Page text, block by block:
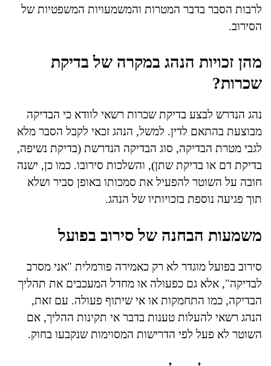
לרבות הסבר בדבר המטרות והמשמעויות המשפטיות של
הסירוב.
מהן זכויות הנהג במקרה של בדיקת
שכרות?
נהג הנדרש לבצע בדיקת שכרות רשאי לוודא כי הבדיקה
מבוצעת בהתאם לדין. למשל, הנהג זכאי לקבל הסבר מלא
לגבי מטרת הבדיקה, סוג הבדיקה הנדרשת (בדיקת נשיפה,
בדיקת דם או בדיקת שתן), והשלכות סירובו. כמו כן, ישנה
חובה על השוטר להפעיל את סמכותו באופן סביר ושלא
תוך פגיעה נוספת בזכויותיו של הנהג.
משמעות הבחנה של סירוב בפועל
סירוב בפועל מוגדר לא רק כאמירה פורמלית "אני מסרב
לבדיקה", אלא גם כפעולה או מחדל המעכבים את תהליך
הבדיקה, כמו התחמקות או אי שיתוף פעולה. עם זאת,
הנהג רשאי להעלות טענות בדבר אי תקינות ההליך, אם
השוטר לא פעל לפי הדרישות המסוימות שנקבעו בחוק.